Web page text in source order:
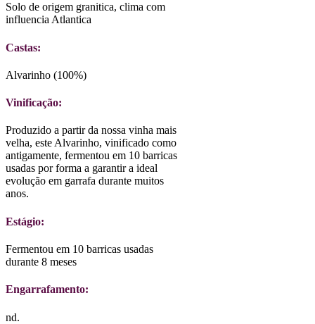
Solo de origem granitica, clima com
influencia Atlantica
Castas:
Alvarinho (100%)
Vinificação:
Produzido a partir da nossa vinha mais
velha, este Alvarinho, vinificado como
antigamente, fermentou em 10 barricas
usadas por forma a garantir a ideal
evolução em garrafa durante muitos
anos.
Estágio:
Fermentou em 10 barricas usadas
durante 8 meses
Engarrafamento:
nd.